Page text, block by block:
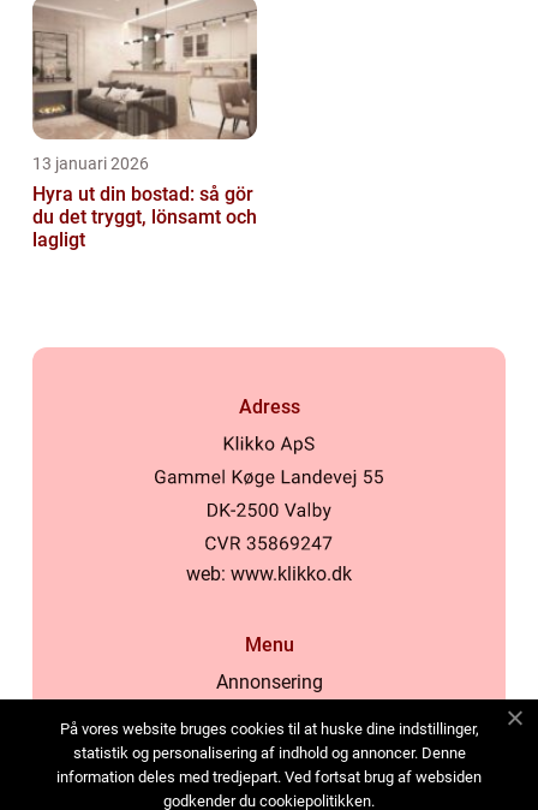
13 januari 2026
Hyra ut din bostad: så gör
du det tryggt, lönsamt och
lagligt
Adress
web: www.klikko.dk
Menu
Annonsering
Cookies
Kontakta oss
På vores website bruges cookies til at huske dine indstillinger,
statistik og personalisering af indhold og annoncer. Denne
information deles med tredjepart. Ved fortsat brug af websiden
godkender du cookiepolitikken.